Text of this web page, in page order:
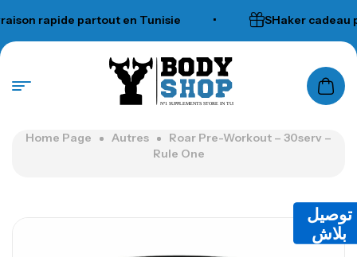
rapide partout en Tunisie SHaker cadeau
N°1 SUPPLEMENTS STORE IN TUNISIA
Home Page Autres
Roar Pre-Workout – 30serv –
Rule One
توصيل
بلاش